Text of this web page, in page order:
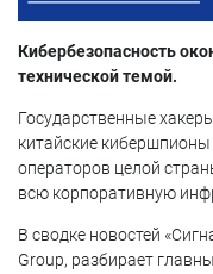
Кибербезопасность
технической темой.
Государственные
китайские
операторов целой
всю корпоративную
В сводке новостей
Group, разбирает